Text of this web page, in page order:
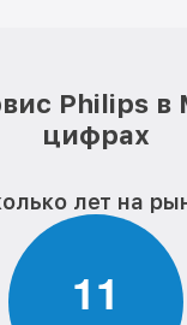
Philips в
цифрах
лет на
11